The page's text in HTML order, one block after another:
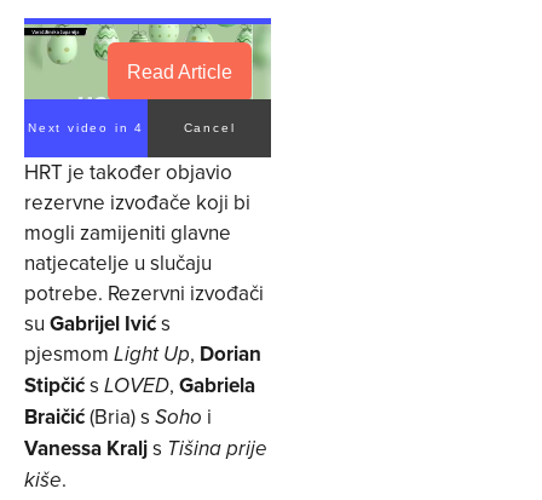
Read Article
Next video in 4 Cancel
HRT je također objavio
rezervne izvođače koji bi
mogli zamijeniti glavne
natjecatelje u slučaju
potrebe. Rezervni izvođači
su Gabrijel Ivićs
pjesmom Light Up, Dorian
Stipčićs LOVED, Gabriela
Braičić(Bria) s Soho i
Vanessa Kraljs Tišina prije
kiše.